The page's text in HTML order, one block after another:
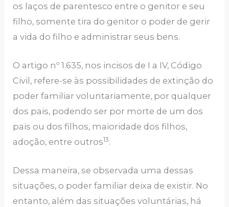
os laços de parentesco entre o genitor e seu
filho, somente tira do genitor o poder de gerir
a vida do filho e administrar seus bens.
O artigo nº 1.635, nos incisos de I a IV, Código
Civil, refere-se às possibilidades de extinção do
poder familiar voluntariamente, por qualquer
dos pais, podendo ser por morte de um dos
pais ou dos filhos, maioridade dos filhos,
adoção, entre outros13.
Dessa maneira, se observada uma dessas
situações, o poder familiar deixa de existir. No
entanto, além das situações voluntárias, há